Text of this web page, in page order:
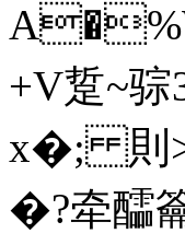
+V踅~
x�; 則>
�?牵醽